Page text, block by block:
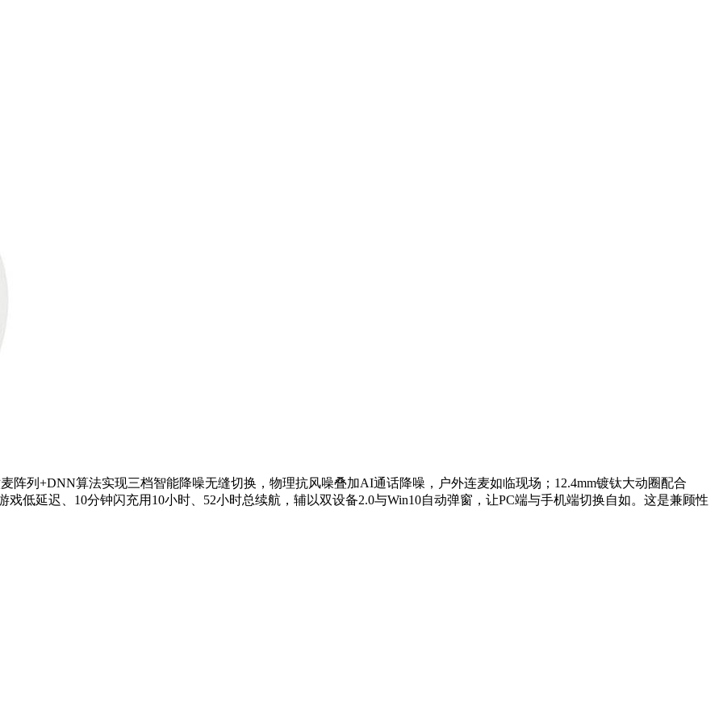
阵列+DNN算法实现三档智能降噪无缝切换，物理抗风噪叠加AI通话降噪，户外连麦如临现场；12.4mm镀钛大动圈配合
戏低延迟、10分钟闪充用10小时、52小时总续航，辅以双设备2.0与Win10自动弹窗，让PC端与手机端切换自如。这是兼顾性